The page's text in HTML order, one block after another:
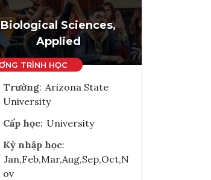
Tham vấn Interlink
Biological Sciences,
Applied
Trường: Arizona State
University
Cấp học: University
Kỳ nhập học:
Jan,Feb,Mar,Aug,Sep,Oct,N
ov